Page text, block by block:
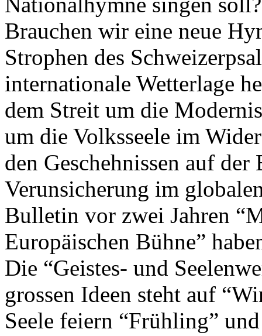
Brauchen wir eine neue
Strophen des
internationale Wetterlage
dem Streit um die
um die Volksseele im
den Geschehnissen auf
Verunsicherung im
Bulletin vor zwei Jahren
Europäischen Bühne”
Die “Geistes- und
grossen Ideen steht auf
Seele feiern “Frühling”